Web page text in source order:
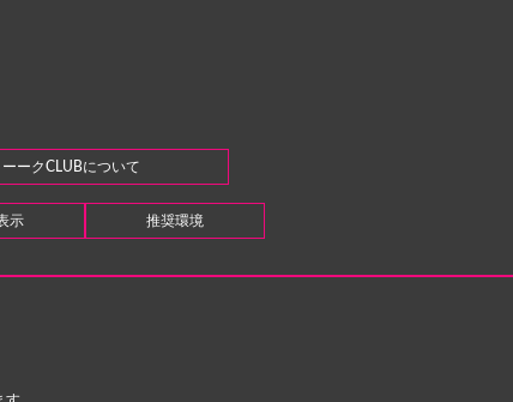
ーークCLUBについて
示 推奨環境